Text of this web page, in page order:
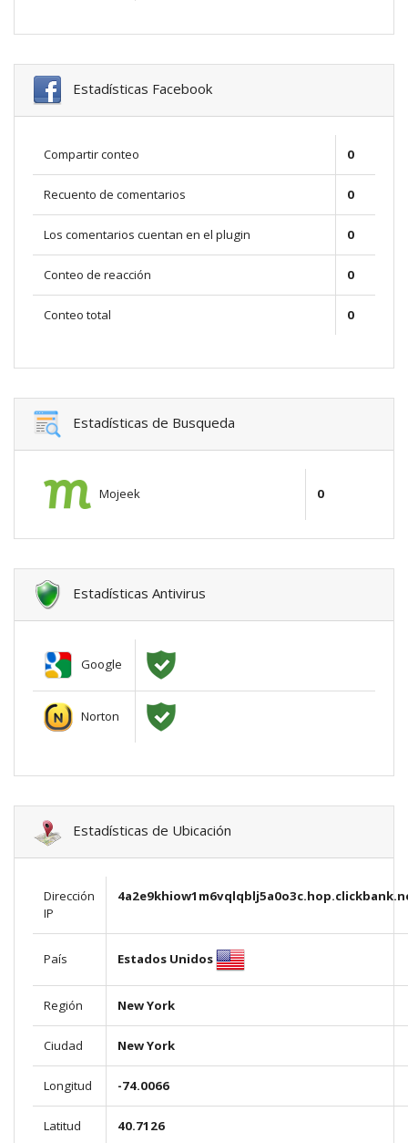
Estadísticas Facebook
Compartir conteo 0
Recuento de comentarios 0
Los comentarios cuentan en el plugin 0
Conteo de reacción 0
Conteo total 0
Estadísticas de Busqueda
Mojeek 0
Estadísticas Antivirus
Google
Norton
Estadísticas de Ubicación
Dirección
IP
País Estados Unidos
Región New York
Ciudad New York
Longitud -74.0066
Latitud 40.7126